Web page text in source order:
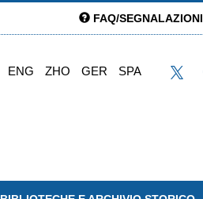
FAQ/SEGNALAZIONI
ENG ZHO GER SPA